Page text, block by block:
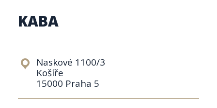
KABA
Naskové 1100/3
Košíře
15000 Praha 5